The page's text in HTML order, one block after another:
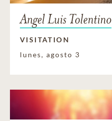
Angel Luis Tolentino
VISITATION
lunes, agosto 3